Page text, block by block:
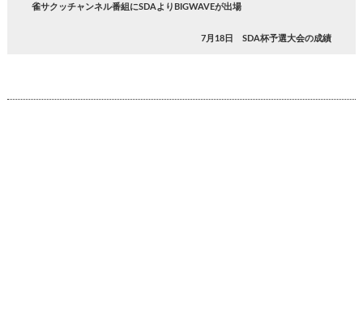
雀サクッチャンネル番組にSDAよりBIGWAVEが出場
7月18日 SDA杯予選大会の成績